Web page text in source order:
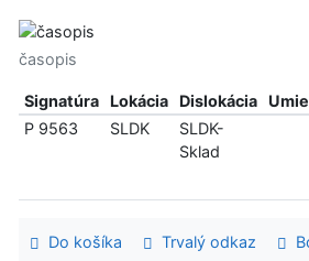
časopis
Signatúra Lokácia Dislokácia
P 9563
SLDK
SLDK-
Sklad
Do košíka Trvalý odkaz